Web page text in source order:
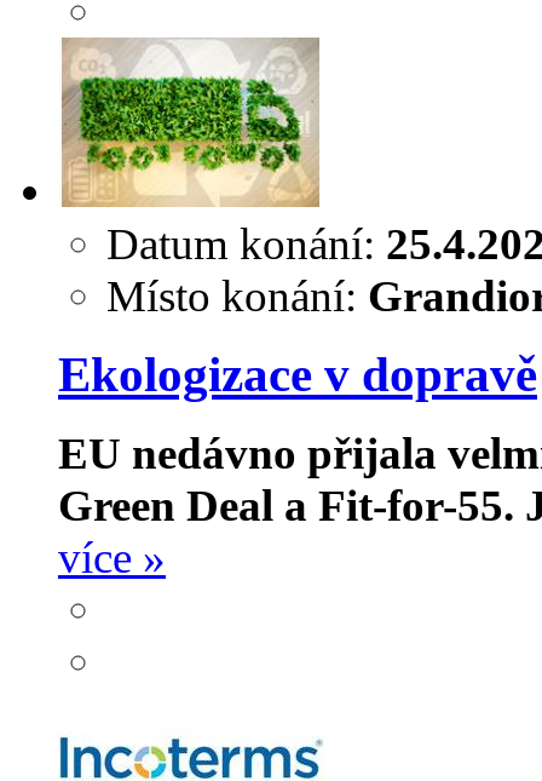
Datum konání:
Místo konání:
Ekologizace v dopravě
EU nedávno přijala
Green Deal a Fit-for-
více »